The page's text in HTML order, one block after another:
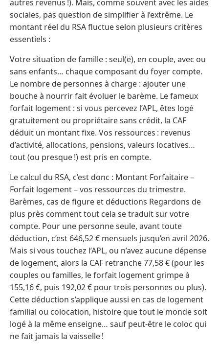
autres revenus !). Mais, comme souvent avec les aides
sociales, pas question de simplifier à l’extrême. Le
montant réel du RSA fluctue selon plusieurs critères
essentiels :
Votre situation de famille : seul(e), en couple, avec ou
sans enfants… chaque composant du foyer compte.
Le nombre de personnes à charge : ajouter une
bouche à nourrir fait évoluer le barème. Le fameux
forfait logement : si vous percevez l’APL, êtes logé
gratuitement ou propriétaire sans crédit, la CAF
déduit un montant fixe. Vos ressources : revenus
d’activité, allocations, pensions, valeurs locatives…
tout (ou presque !) est pris en compte.
Le calcul du RSA, c’est donc : Montant Forfaitaire –
Forfait logement – vos ressources du trimestre.
Barèmes, cas de figure et déductions Regardons de
plus près comment tout cela se traduit sur votre
compte. Pour une personne seule, avant toute
déduction, c’est 646,52 € mensuels jusqu’en avril 2026.
Mais si vous touchez l’APL, ou n’avez aucune dépense
de logement, alors la CAF retranche 77,58 € (pour les
couples ou familles, le forfait logement grimpe à
155,16 €, puis 192,02 € pour trois personnes ou plus).
Cette déduction s’applique aussi en cas de logement
familial ou colocation, histoire que tout le monde soit
logé à la même enseigne… sauf peut-être le coloc qui
ne fait jamais la vaisselle !